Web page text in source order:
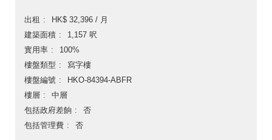
出租
HK$ 32,396 / 月
建築面積
1,157 呎
實用率
100%
樓盤類型
寫字樓
樓盤編號
HKO-84394-ABFR
樓層
中層
包括政府差餉
否
包括管理費
否